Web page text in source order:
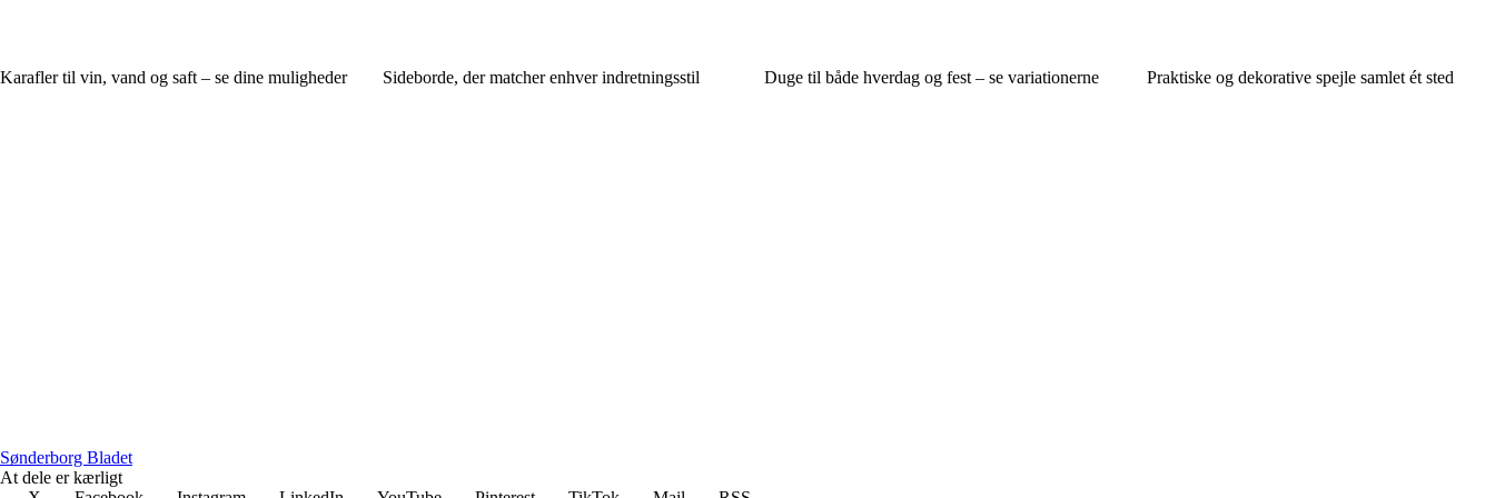
Karafler til vin, vand og saft – se dine muligheder Sideborde, der matcher enhver indretningsstil Duge til både hverdag og fest – se variationerne Praktiske og dekorative spejle samlet ét sted
Sønderborg Bladet
At dele er kærligt